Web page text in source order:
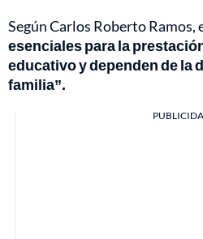
Según Carlos Roberto Ramos,
esenciales para la
educativo y dependen de la
familia”.